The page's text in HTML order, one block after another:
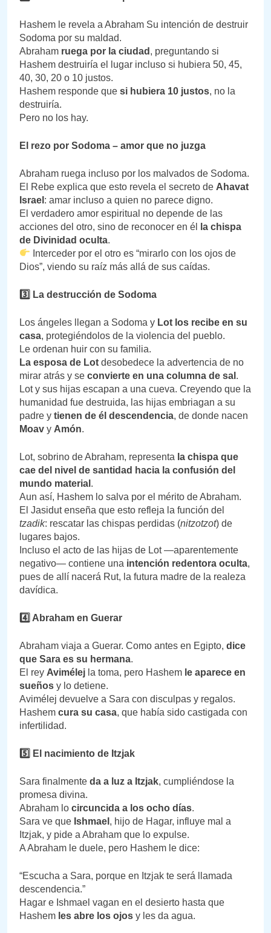
Hashem le revela a Abraham Su intención de destruir
Sodoma por su maldad.
Abraham ruega por la ciudad , preguntando si
Hashem destruiría el lugar incluso si hubiera 50, 45,
40, 30, 20 o 10 justos.
Hashem responde que si hubiera 10 justos, no la
destruiría.
Pero no los hay.
El rezo por Sodoma – amor que no juzga
Abraham ruega incluso por los malvados de Sodoma.
El Rebe explica que esto revela el secreto de Ahavat
Israel : amar incluso a quien no parece digno.
El verdadero amor espiritual no depende de las
acciones del otro, sino de reconocer en él
la chispa
de Divinidad oculta.
Interceder por el otro es “mirarlo con los ojos de
Dios”, viendo su raíz más allá de sus caídas.
3️ ⃣ La destrucción de Sodoma
Los ángeles llegan a Sodoma y Lot los recibe en su
casa, protegiéndolos de la violencia del pueblo.
Le ordenan huir con su familia.
La esposa de Lot desobedece la advertencia de no
mirar atrás y se convierte en una columna de sal .
Lot y sus hijas escapan a una cueva. Creyendo que la
humanidad fue destruida, las hijas embriagan a su
padre y tienen de él descendencia, de donde nacen
Moav y Amón.
Lot, sobrino de Abraham, representa la chispa que
cae del nivel de santidad hacia la confusión del
mundo material .
Aun así, Hashem lo salva por el mérito de Abraham.
El Jasidut enseña que esto refleja la función del
tzadik: rescatar las chispas perdidas (nitzotzot) de
lugares bajos.
Incluso el acto de las hijas de Lot —aparentemente
negativo— contiene una intención redentora oculta,
pues de allí nacerá Rut, la futura madre de la realeza
davídica.
4️ ⃣ Abraham en Guerar
Abraham viaja a Guerar. Como antes en Egipto, dice
que Sara es su hermana.
El rey Avimélej la toma, pero Hashem le aparece en
sueños y lo detiene.
Avimélej devuelve a Sara con disculpas y regalos.
Hashem cura su casa, que había sido castigada con
infertilidad.
5️ ⃣ El nacimiento de Itzjak
Sara finalmente da a luz a Itzjak, cumpliéndose la
promesa divina.
Abraham lo circuncida a los ocho días.
Sara ve que Ishmael , hijo de Hagar, influye mal a
Itzjak, y pide a Abraham que lo expulse.
A Abraham le duele, pero Hashem le dice:
“Escucha a Sara, porque en Itzjak te será llamada
descendencia.”
Hagar e Ishmael vagan en el desierto hasta que
Hashem les abre los ojos y les da agua.